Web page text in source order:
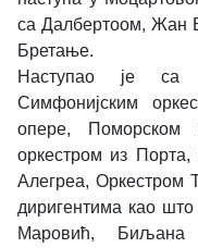
са Далбертоом, Жан
Бретање.
Наступао је са
Симфонијским
опере, Поморском
оркестром из
Алегреа, Оркестром
диригентима као
Маровић, Биљана